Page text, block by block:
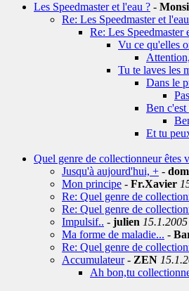
Les Speedmaster et l'eau ? -
Re: Les Speedmaster et
Re: Les Speedmaster
Vu ce qu'elles
Tu te laves les
Dans le
Ben
Et tu
Quel genre de collectionneur êtes
Jusqu'à aujourd'hui, + -
Mon principe - Fr.Xavier
Re: Quel genre de
Re: Quel genre de
Impulsif.. - julien
Ma forme de maladie... -
Re: Quel genre de
Accumulateur- ZEN
Ah bon,tu